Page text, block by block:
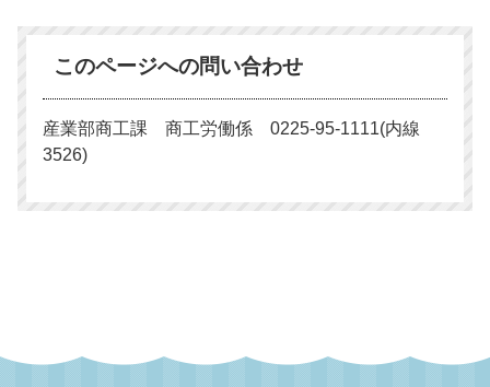
このページへの問い合わせ
産業部商工課 商工労働係 0225-95-1111(内線
3526)